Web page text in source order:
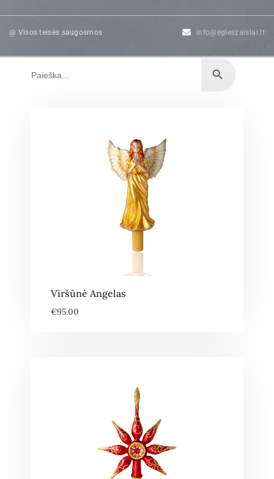
@ Visos teisės saugosmos info@egleszaislai.lt
Viršūnė Angelas
€95.00